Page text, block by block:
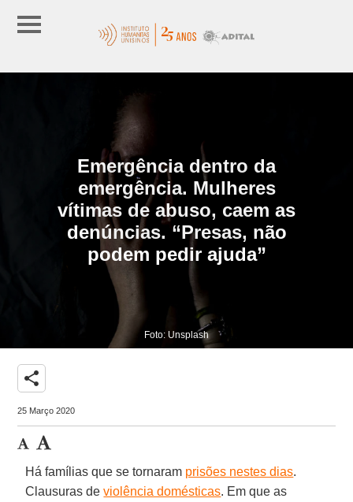
Emergência dentro da
emergência. Mulheres
vítimas de abuso, caem as
denúncias. “Presas, não
podem pedir ajuda”
Foto: Unsplash
share
25 Março 2020
Há famílias que se tornaram prisões nestes dias.
Clausuras deviolência domésticas. Em que as